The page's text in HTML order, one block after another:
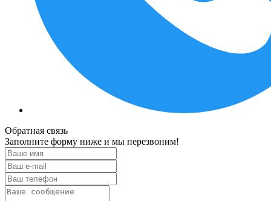
Обратная связь
Заполните форму ниже и мы перезвоним!